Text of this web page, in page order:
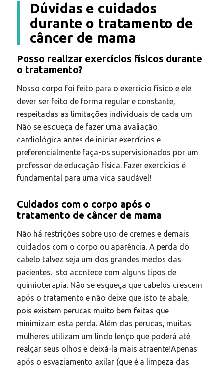
Dúvidas e cuidados
durante o tratamento de
câncer de mama
Posso realizar exercícios físicos durante
o tratamento?
Nosso corpo foi feito para o exercício físico e ele
dever ser feito de forma regular e constante,
respeitadas as limitações individuais de cada um.
Não se esqueça de fazer uma avaliação
cardiológica antes de iniciar exercícios e
preferencialmente faça-os supervisionados por um
professor de educação física. Fazer exercícios é
fundamental para uma vida saudável!
Cuidados com o corpo após o
tratamento de câncer de mama
Não há restrições sobre uso de cremes e demais
cuidados com o corpo ou aparência. A perda do
cabelo talvez seja um dos grandes medos das
pacientes. Isto acontece com alguns tipos de
quimioterapia. Não se esqueça que cabelos crescem
após o tratamento e não deixe que isto te abale,
pois existem perucas muito bem feitas que
minimizam esta perda. Além das perucas, muitas
mulheres utilizam um lindo lenço que poderá até
realçar seus olhos e deixá-la mais atraente!Apenas
após o esvaziamento axilar (que é a limpeza das